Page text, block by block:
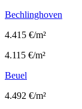
Bechlinghoven
4.415 €/m²
4.115 €/m²
Beuel
4.492 €/m²